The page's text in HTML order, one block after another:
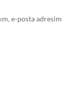
e-posta adresim